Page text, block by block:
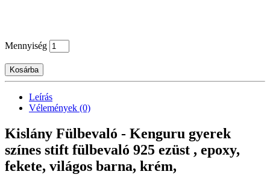
Mennyiség
Kosárba
Leírás
Vélemények (0)
Kislány Fülbevaló - Kenguru gyerek
színes stift fülbevaló 925 ezüst , epoxy,
fekete, világos barna, krém,